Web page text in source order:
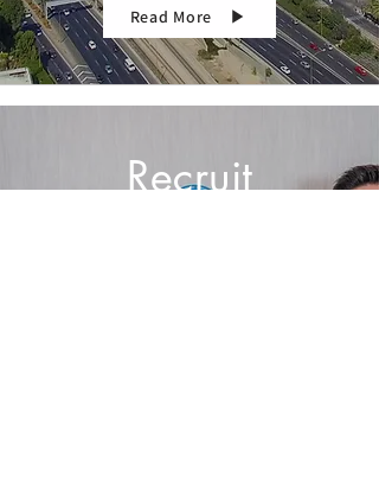
Read More ▶︎
Recruit